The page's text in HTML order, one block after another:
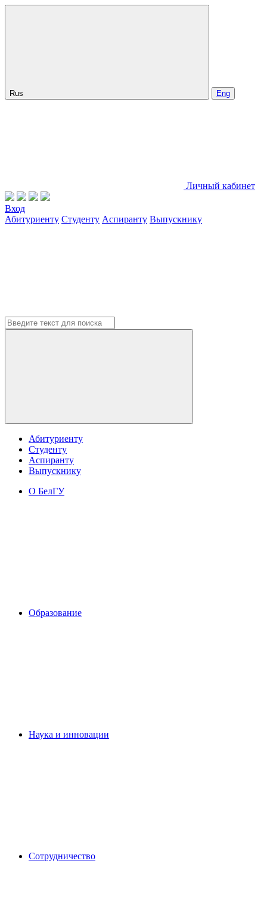
Rus Eng
Личный кабинет
Вход
Абитуриенту Студенту Аспиранту Выпускнику
Абитуриенту
Студенту
Аспиранту
Выпускнику
О БелГУ
Образование
Наука и инновации
Сотрудничество